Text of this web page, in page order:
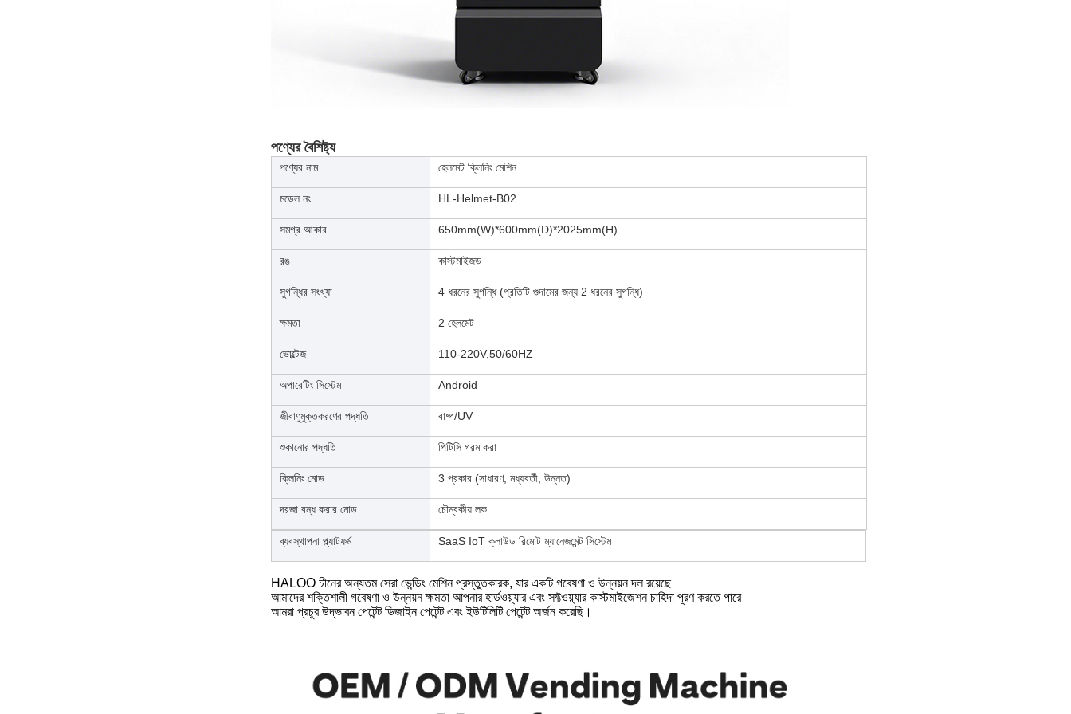
পণ্যের বৈশিষ্ট্য
পণ্যের নাম হেলমেট ক্লিনিং মেশিন
মডেল নং. HL-Helmet-B02
সমগ্র আকার 650mm(W)*600mm(D)*2025mm(H)
রঙ কাস্টমাইজড
সুগন্ধির সংখ্যা 4 ধরনের সুগন্ধি (প্রতিটি গুদামের জন্য 2 ধরনের সুগন্ধি)
ক্ষমতা 2 হেলমেট
ভোল্টেজ 110-220V,50/60HZ
অপারেটিং সিস্টেম Android
জীবাণুমুক্তকরণের পদ্ধতি বাষ্প/UV
শুকানোর পদ্ধতি পিটিসি গরম করা
ক্লিনিং মোড 3 প্রকার (সাধারণ, মধ্যবর্তী, উন্নত)
দরজা বন্ধ করার মোড চৌম্বকীয় লক
ব্যবস্থাপনা প্ল্যাটফর্ম SaaS IoT ক্লাউড রিমোট ম্যানেজমেন্ট সিস্টেম
HALOO চীনের অন্যতম সেরা ভেন্ডিং মেশিন প্রস্তুতকারক, যার একটি গবেষণা ও উন্নয়ন দল রয়েছে
আমাদের শক্তিশালী গবেষণা ও উন্নয়ন ক্ষমতা আপনার হার্ডওয়্যার এবং সফ্টওয়্যার কাস্টমাইজেশন চাহিদা পূরণ করতে পারে
আমরা প্রচুর উদ্ভাবন পেটেন্ট ডিজাইন পেটেন্ট এবং ইউটিলিটি পেটেন্ট অর্জন করেছি।